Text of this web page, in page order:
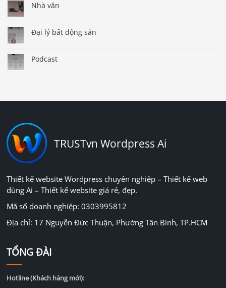
Nhà văn
Đại lý bất động sản
Podcast
TRUSTvn Wordpress Ai
Thiết kế website Wordpress chuyên nghiệp – Thiết kế web
dùng Ai – Thiết kế website giá rẻ, đẹp.
Mã số doanh nghiệp: 0303995812
Địa chỉ: 17 Nguyễn Đức Thuận, Phường Tân Bình, TP.HCM
TỔNG ĐÀI
Hotline (Khách hàng mới):